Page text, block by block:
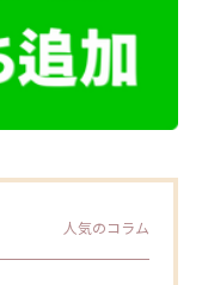
人気のコラム